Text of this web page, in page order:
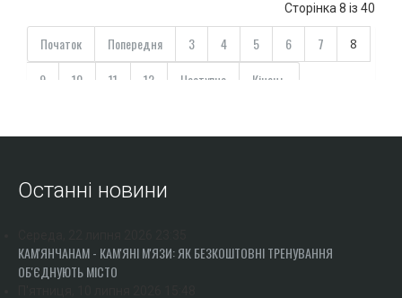
Сторінка 8 із 40
Початок Попередня 3 4 5 6 7 8
9 10 11 12 Наступна Кінець
Останні новини
КАМ'ЯНЧАНАМ - КАМ'ЯНІ М'ЯЗИ: ЯК БЕЗКОШТОВНІ ТРЕНУВАННЯ
ОБ'ЄДНУЮТЬ МІСТО